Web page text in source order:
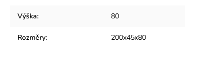
Výška: 80
Rozměry: 200x45x80